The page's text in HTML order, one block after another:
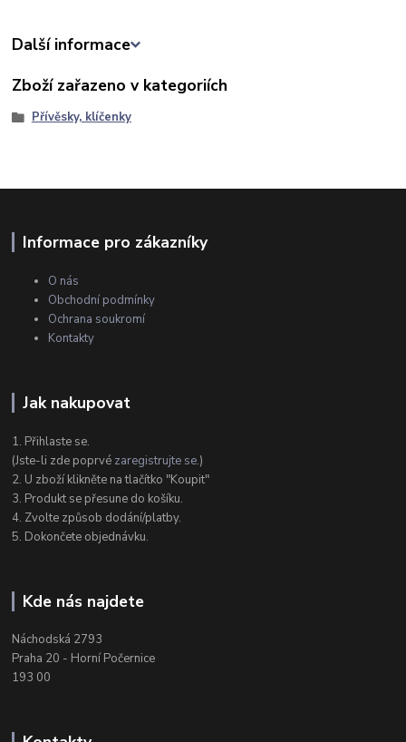
Další informace
Zboží zařazeno v kategoriích
Přívěsky, klíčenky
Informace pro zákazníky
O nás
Obchodní podmínky
Ochrana soukromí
Kontakty
Jak nakupovat
1. Přihlaste se.
(Jste-li zde poprvé zaregistrujte se.)
2. U zboží klikněte na tlačítko "Koupit"
3. Produkt se přesune do košíku.
4. Zvolte způsob dodání/platby.
5. Dokončete objednávku.
Kde nás najdete
Náchodská 2793
Praha 20 - Horní Počernice
193 00